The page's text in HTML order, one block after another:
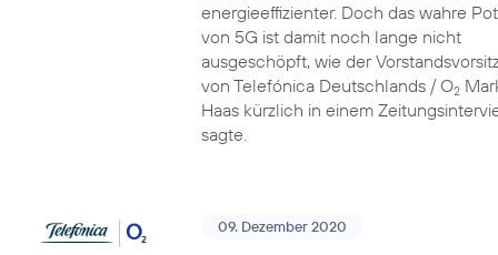
energieeffizienter. Doch das wahre
von 5G ist damit noch lange nicht
ausgeschöpft, wie der
von Telefónica Deutschlands / O2
Haas kürzlich in einem
sagte.
09. Dezember 2020